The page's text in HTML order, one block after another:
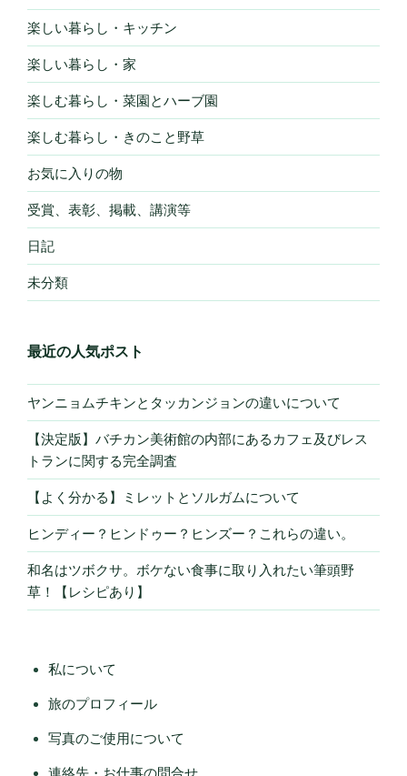
楽しい暮らし・キッチン
楽しい暮らし・家
楽しむ暮らし・菜園とハーブ園
楽しむ暮らし・きのこと野草
お気に入りの物
受賞、表彰、掲載、講演等
日記
未分類
最近の人気ポスト
ヤンニョムチキンとタッカンジョンの違いについて
【決定版】バチカン美術館の内部にあるカフェ及びレス
トランに関する完全調査
【よく分かる】ミレットとソルガムについて
ヒンディー？ヒンドゥー？ヒンズー？これらの違い。
和名はツボクサ。ボケない食事に取り入れたい筆頭野
草！【レシピあり】
私について
旅のプロフィール
写真のご使用について
連絡先・お仕事の問合せ